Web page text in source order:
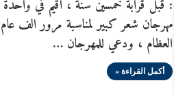
: قبل قرابة خمسين سنة ، اقيم في
مهرجان شعر كبير لمناسبة مرور الف
العظام ، ودعي للمهرجان …
أكمل القراءة »